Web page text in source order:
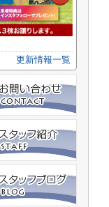
更新情報一覧